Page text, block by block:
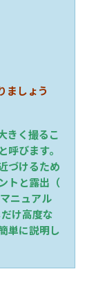
ましょう
きく撮るこ
びます。
づけるため
トと露出（
ニュアル
け高度な
単に説明し